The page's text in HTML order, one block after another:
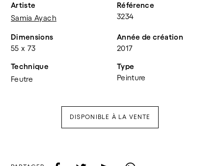
Artiste
Samia Ayach
Référence
3234
Dimensions
55 x 73
Année de création
2017
Technique
Feutre
Type
Peinture
DISPONIBLE À LA VENTE